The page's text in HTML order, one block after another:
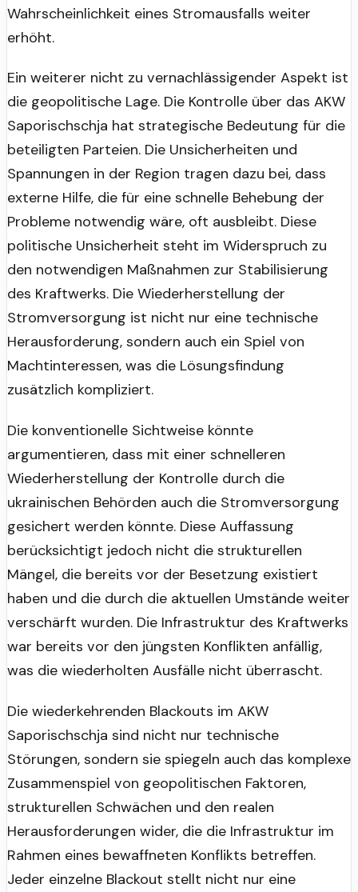
Wahrscheinlichkeit eines Stromausfalls weiter
erhöht.
Ein weiterer nicht zu vernachlässigender Aspekt ist
die geopolitische Lage. Die Kontrolle über das AKW
Saporischschja hat strategische Bedeutung für die
beteiligten Parteien. Die Unsicherheiten und
Spannungen in der Region tragen dazu bei, dass
externe Hilfe, die für eine schnelle Behebung der
Probleme notwendig wäre, oft ausbleibt. Diese
politische Unsicherheit steht im Widerspruch zu
den notwendigen Maßnahmen zur Stabilisierung
des Kraftwerks. Die Wiederherstellung der
Stromversorgung ist nicht nur eine technische
Herausforderung, sondern auch ein Spiel von
Machtinteressen, was die Lösungsfindung
zusätzlich kompliziert.
Die konventionelle Sichtweise könnte
argumentieren, dass mit einer schnelleren
Wiederherstellung der Kontrolle durch die
ukrainischen Behörden auch die Stromversorgung
gesichert werden könnte. Diese Auffassung
berücksichtigt jedoch nicht die strukturellen
Mängel, die bereits vor der Besetzung existiert
haben und die durch die aktuellen Umstände weiter
verschärft wurden. Die Infrastruktur des Kraftwerks
war bereits vor den jüngsten Konflikten anfällig,
was die wiederholten Ausfälle nicht überrascht.
Die wiederkehrenden Blackouts im AKW
Saporischschja sind nicht nur technische
Störungen, sondern sie spiegeln auch das komplexe
Zusammenspiel von geopolitischen Faktoren,
strukturellen Schwächen und den realen
Herausforderungen wider, die die Infrastruktur im
Rahmen eines bewaffneten Konflikts betreffen.
Jeder einzelne Blackout stellt nicht nur eine